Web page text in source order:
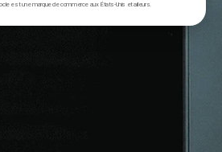
est une marque de commerce aux États-Unis et ailleurs.